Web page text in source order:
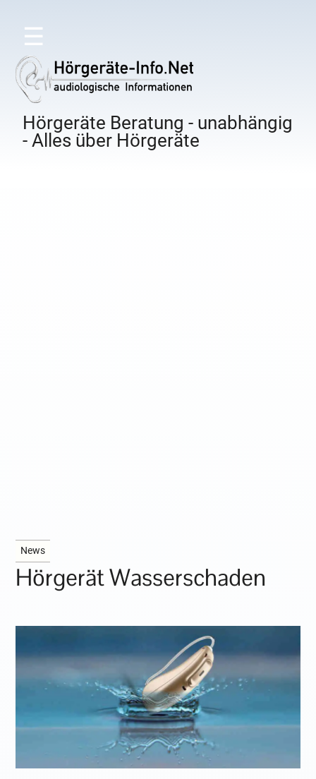
☰
Hörgeräte Beratung - unabhängig
- Alles über Hörgeräte
News
Hörgerät Wasserschaden